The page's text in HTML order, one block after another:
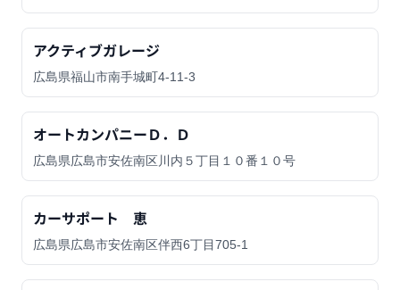
アクティブガレージ
広島県福山市南手城町4-11-3
オートカンパニーＤ．Ｄ
広島県広島市安佐南区川内５丁目１０番１０号
カーサポート 恵
広島県広島市安佐南区伴西6丁目705-1